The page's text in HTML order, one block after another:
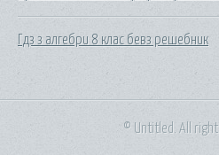
Гдз з алгебри 8 клас бевз решебник
© Untitled. All